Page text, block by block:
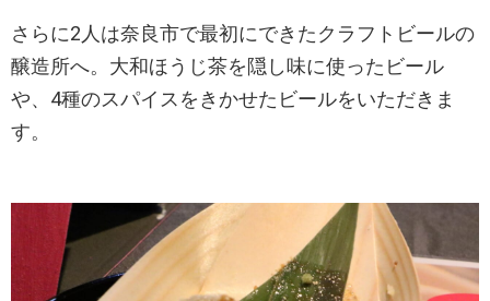
さらに2人は奈良市で最初にできたクラフトビールの
醸造所へ。大和ほうじ茶を隠し味に使ったビール
や、4種のスパイスをきかせたビールをいただきま
す。